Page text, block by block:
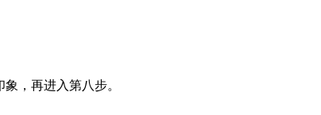
，再进入第八步。